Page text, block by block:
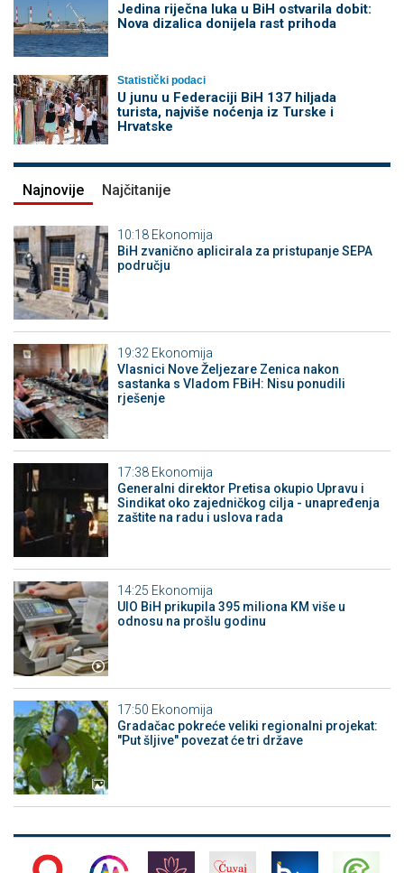
Jedina riječna luka u BiH ostvarila dobit:
Nova dizalica donijela rast prihoda
Statistički podaci
U junu u Federaciji BiH 137 hiljada
turista, najviše noćenja iz Turske i
Hrvatske
Najnovije Najčitanije
10:18 Ekonomija
BiH zvanično aplicirala za pristupanje SEPA
području
19:32 Ekonomija
Vlasnici Nove Željezare Zenica nakon
sastanka s Vladom FBiH: Nisu ponudili
rješenje
17:38 Ekonomija
Generalni direktor Pretisa okupio Upravu i
Sindikat oko zajedničkog cilja - unapređenja
zaštite na radu i uslova rada
14:25 Ekonomija
UIO BiH prikupila 395 miliona KM više u
odnosu na prošlu godinu
17:50 Ekonomija
Gradačac pokreće veliki regionalni projekat:
"Put šljive" povezat će tri države